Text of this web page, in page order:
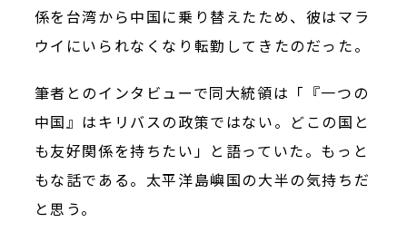
係を台湾から中国に乗り替えたため、彼はマラ
ウイにいられなくなり転勤してきたのだった。
筆者とのインタビューで同大統領は「『一つの
中国』はキリバスの政策ではない。どこの国と
も友好関係を持ちたい」と語っていた。もっと
もな話である。太平洋島嶼国の大半の気持ちだ
と思う。